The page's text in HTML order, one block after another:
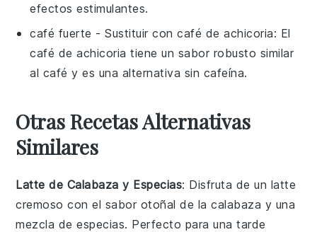
efectos estimulantes.
café fuerte - Sustituir concafé de achicoria: El
café de achicoria tiene un sabor robusto similar
al café y es una alternativa sin cafeína.
Otras Recetas Alternativas
Similares
Latte de Calabaza y Especias: Disfruta de un latte
cremoso con el sabor otoñal de lacalabaza y una
mezcla deespecias. Perfecto para una tarde